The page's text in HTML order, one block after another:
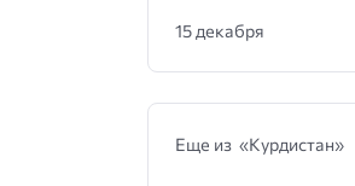
15 декабря
Еще из «Курдистан»